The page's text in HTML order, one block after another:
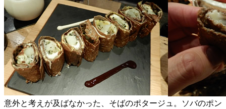
意外と考えが及ばなかった、そばのポタージュ。ソバのポン